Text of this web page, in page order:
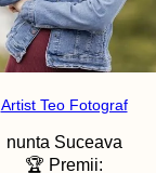
Artist Teo Fotograf
nunta Suceava
🏆 Premii: